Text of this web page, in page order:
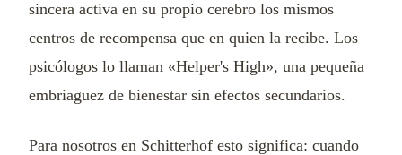
sincera activa en su propio cerebro los mismos
centros de recompensa que en quien la recibe. Los
psicólogos lo llaman «Helper's High», una pequeña
embriaguez de bienestar sin efectos secundarios.
Para nosotros en Schitterhof esto significa: cuando